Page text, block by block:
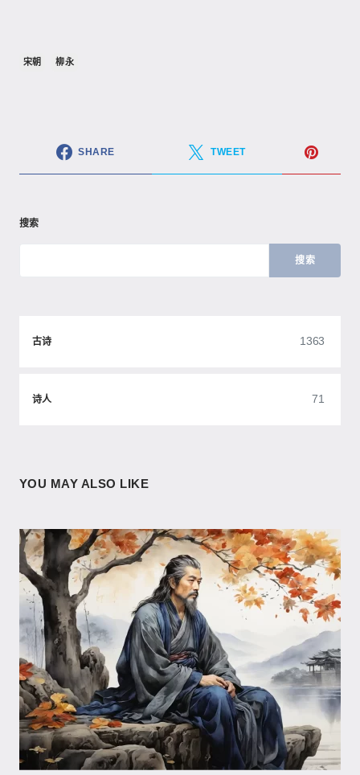
宋朝 柳永
SHARE TWEET
搜索
搜索
古诗 1363
诗人 71
YOU MAY ALSO LIKE